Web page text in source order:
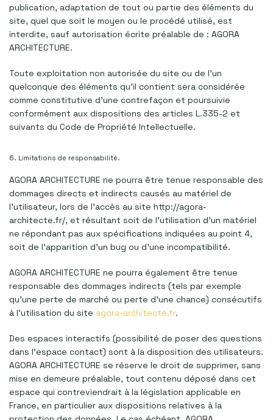
publication, adaptation de tout ou partie des éléments du
site, quel que soit le moyen ou le procédé utilisé, est
interdite, sauf autorisation écrite préalable de : AGORA
ARCHITECTURE.
Toute exploitation non autorisée du site ou de l’un
quelconque des éléments qu’il contient sera considérée
comme constitutive d’une contrefaçon et poursuivie
conformément aux dispositions des articles L.335-2 et
suivants du Code de Propriété Intellectuelle.
6. Limitations de responsabilité.
AGORA ARCHITECTURE ne pourra être tenue responsable des
dommages directs et indirects causés au matériel de
l’utilisateur, lors de l’accès au site http://agora-
architecte.fr/, et résultant soit de l’utilisation d’un matériel
ne répondant pas aux spécifications indiquées au point 4,
soit de l’apparition d’un bug ou d’une incompatibilité.
AGORA ARCHITECTURE ne pourra également être tenue
responsable des dommages indirects (tels par exemple
qu’une perte de marché ou perte d’une chance) consécutifs
à l’utilisation du site agora-architecte.fr.
Des espaces interactifs (possibilité de poser des questions
dans l’espace contact) sont à la disposition des utilisateurs.
AGORA ARCHITECTURE se réserve le droit de supprimer, sans
mise en demeure préalable, tout contenu déposé dans cet
espace qui contreviendrait à la législation applicable en
France, en particulier aux dispositions relatives à la